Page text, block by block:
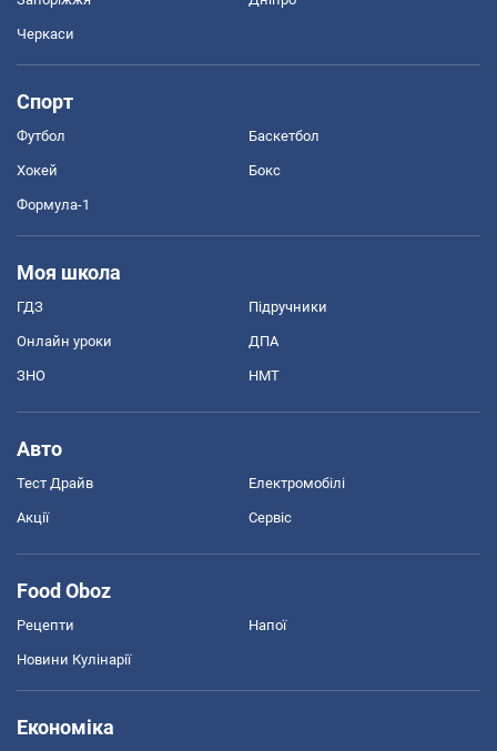
Черкаси
Спорт
Футбол Баскетбол
Хокей Бокс
Формула-1
Моя школа
ГДЗ Підручники
Онлайн уроки ДПА
ЗНО НМТ
Авто
Тест Драйв Електромобілі
Акції Сервіс
Food Oboz
Рецепти Напої
Новини Кулінарії
Економіка